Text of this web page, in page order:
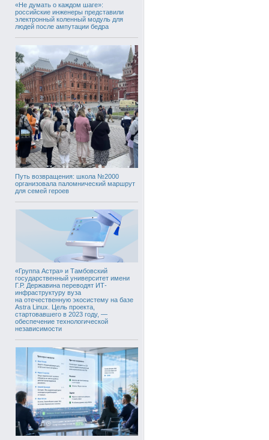
«Не думать о каждом шаге»:
российские инженеры представили
электронный коленный модуль для
людей после ампутации бедра
Путь возвращения: школа №2000
организовала паломнический маршрут
для семей героев
«Группа Астра» и Тамбовский
государственный университет имени
Г.Р. Державина переводят ИТ-
инфраструктуру вуза
на отечественную экосистему на базе
Astra Linux. Цель проекта,
стартовавшего в 2023 году, —
обеспечение технологической
независимости